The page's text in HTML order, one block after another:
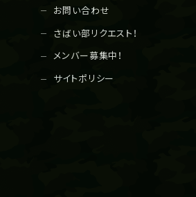
お問い合わせ
さばい部リクエスト！
メンバー募集中！
サイトポリシー